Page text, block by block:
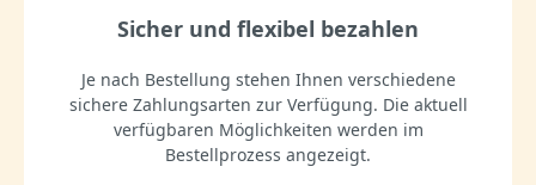
Sicher und flexibel bezahlen
Je nach Bestellung stehen Ihnen verschiedene
sichere Zahlungsarten zur Verfügung. Die aktuell
verfügbaren Möglichkeiten werden im
Bestellprozess angezeigt.